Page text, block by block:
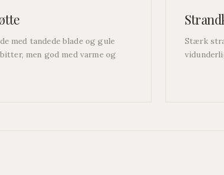
med tandede blade og gule
men god med varme og
Stærk